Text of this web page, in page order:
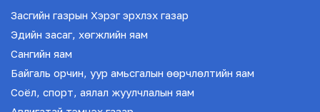
Засгийн газрын Хэрэг эрхлэх газар
Эдийн засаг, хөгжлийн яам
Сангийн яам
Байгаль орчин, уур амьсгалын өөрчлөлтийн яам
Соёл, спорт, аялал жуулчлалын яам